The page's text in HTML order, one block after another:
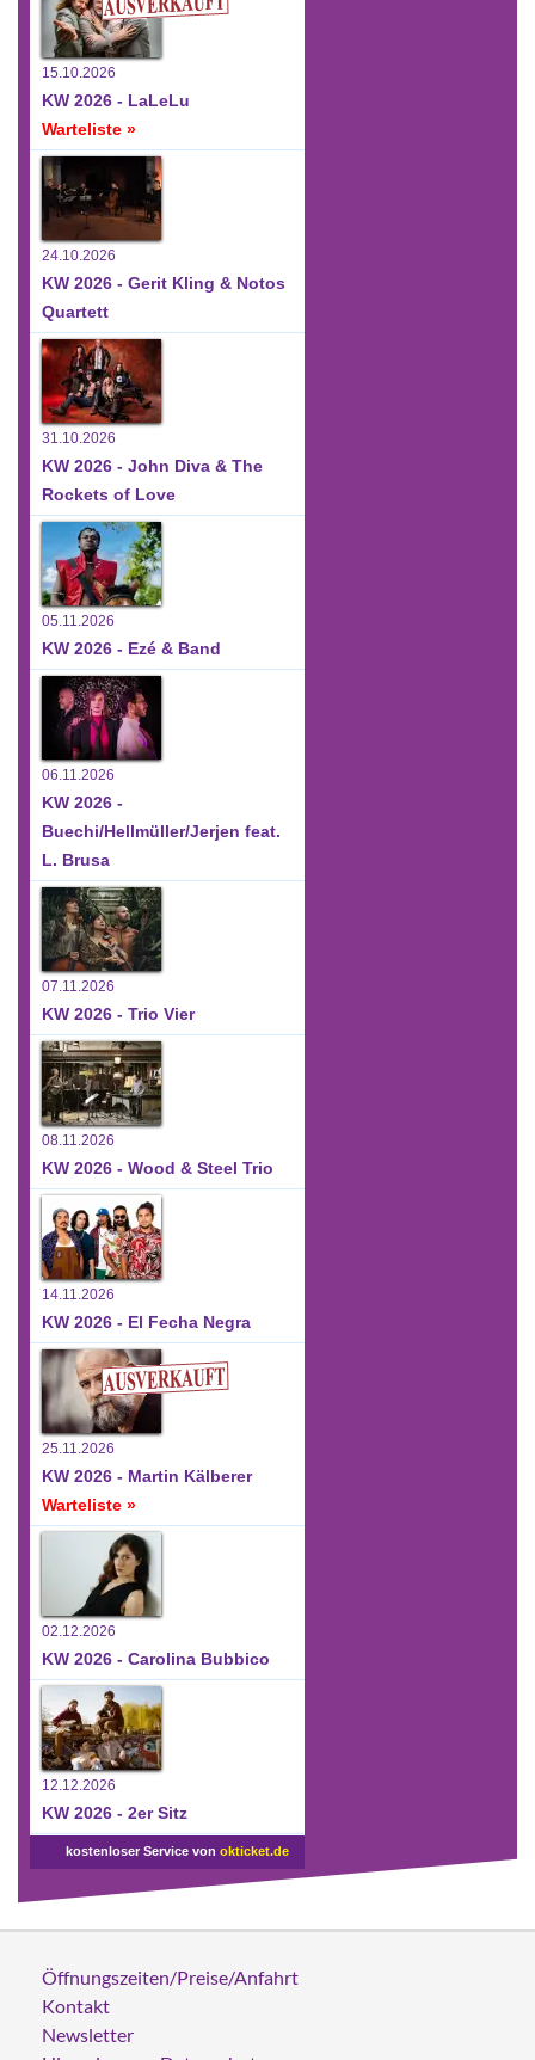
15.10.2026
KW 2026 - LaLeLu
Warteliste »
24.10.2026
KW 2026 - Gerit Kling & Notos
Quartett
31.10.2026
KW 2026 - John Diva & The
Rockets of Love
05.11.2026
KW 2026 - Ezé & Band
06.11.2026
KW 2026 -
Buechi/Hellmüller/Jerjen feat.
L. Brusa
07.11.2026
KW 2026 - Trio Vier
08.11.2026
KW 2026 - Wood & Steel Trio
14.11.2026
KW 2026 - El Fecha Negra
25.11.2026
KW 2026 - Martin Kälberer
Warteliste »
02.12.2026
KW 2026 - Carolina Bubbico
12.12.2026
KW 2026 - 2er Sitz
kostenloser Service von okticket.de
Öffnungszeiten/Preise/Anfahrt
Kontakt
Newsletter